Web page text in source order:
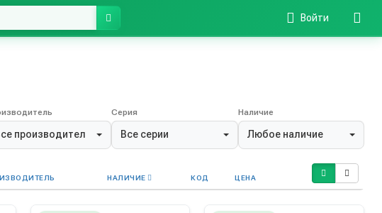
Войти
производители
Серия
Все серии
Наличие
Любое наличие
НАЛИЧИЕ КОД ЦЕНА